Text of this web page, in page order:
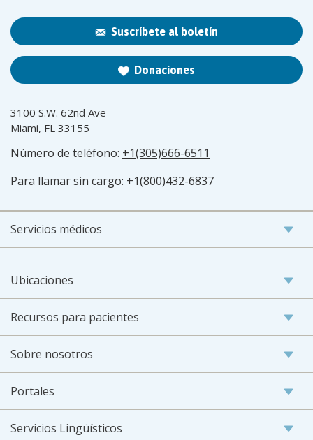
Suscríbete al boletín
Donaciones
3100 S.W. 62nd Ave
Miami, FL 33155
Número de teléfono: +1(305)666-6511
Para llamar sin cargo: +1(800)432-6837
Servicios médicos
Ubicaciones
Recursos para pacientes
Sobre nosotros
Portales
Servicios Lingüísticos